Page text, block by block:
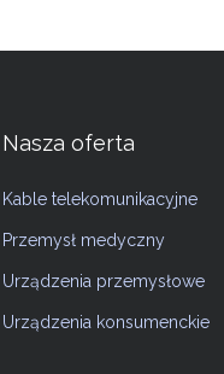
Nasza oferta
Kable telekomunikacyjne
Przemysł medyczny
Urządzenia przemysłowe
Urządzenia konsumenckie